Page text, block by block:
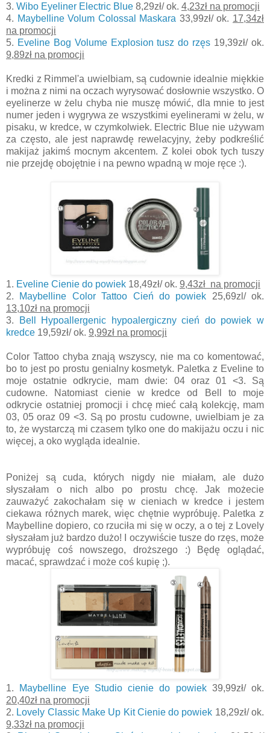
3. Wibo Eyeliner Electric Blue 8,29zł/ ok. 4,23zł na promocji
4. Maybelline Volum Colossal Maskara 33,99zł/ ok. 17,34zł
na promocji
5. Eveline Bog Volume Explosion tusz do rzęs 19,39zł/ ok.
9,89zł na promocji
Kredki z Rimmel'a uwielbiam, są cudownie idealnie miękkie
i można z nimi na oczach wyrysować dosłownie wszystko. O
eyelinerze w żelu chyba nie muszę mówić, dla mnie to jest
numer jeden i wygrywa ze wszystkimi eyelinerami w żelu, w
pisaku, w kredce, w czymkolwiek. Electric Blue nie używam
za często, ale jest naprawdę rewelacyjny, żeby podkreślić
makijaż jakimś mocnym akcentem. Z kolei obok tych tuszy
nie przejdę obojętnie i na pewno wpadną w moje ręce :).
1. Eveline Cienie do powiek 18,49zł/ ok. 9,43zł na promocji
2. Maybelline Color Tattoo Cień do powiek 25,69zl/ ok.
13,10zł na promocji
3.
Bell Hypoallergenic hypoalergiczny cień do powiek w
kredce 19,59zł/ ok. 9,99zł na promocji
Color Tattoo chyba znają wszyscy, nie ma co komentować,
bo to jest po prostu genialny kosmetyk. Paletka z Eveline to
moje ostatnie odkrycie, mam dwie: 04 oraz 01 <3. Są
cudowne. Natomiast cienie w kredce od Bell to moje
odkrycie ostatniej promocji i chcę mieć całą kolekcję, mam
03, 05 oraz 09 <3. Są po prostu cudowne, uwielbiam je za
to, że wystarczą mi czasem tylko one do makijażu oczu i nic
więcej, a oko wygląda idealnie.
Poniżej są cuda, których nigdy nie miałam, ale dużo
słyszałam o nich albo po prostu chcę. Jak możecie
zauważyć zakochałam się w cieniach w kredce i jestem
ciekawa różnych marek, więc chętnie wypróbuję. Paletka z
Maybelline dopiero, co rzuciła mi się w oczy, a o tej z Lovely
słyszałam już bardzo dużo! I oczywiście tusze do rzęs, może
wypróbuję coś nowszego, droższego :) Będę oglądać,
macać, sprawdzać i może coś kupię ;).
1. Maybelline Eye Studio cienie do powiek39,99zł/ ok.
20,40zł na promocji
2. Lovely Classic Make Up Kit Cienie do powiek 18,29zł/ ok.
9,33zł na promocji